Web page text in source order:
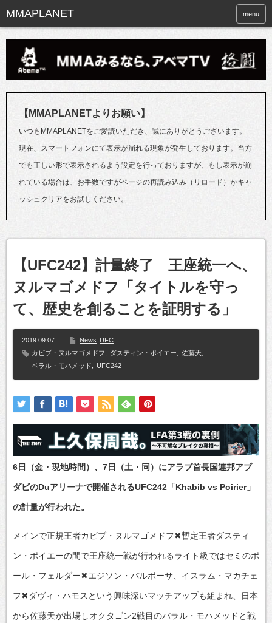
menu
【MMAPLANETよりお願い】
いつもMMAPLANETをご愛読いただき、誠にありがとうございます。
現在、スマートフォンにて表示が崩れる現象が発生しております。当方
でも正しい形で表示されるよう設定を行っておりますが、もし表示が崩
れている場合は、お手数ですがページの再読み込み（リロード）かキャ
ッシュクリアをお試しください。
【UFC242】計量終了 王座統一へ、
ヌルマゴメドフ「タイトルを守っ
て、歴史を創ることを証明する」
2019.09.07 News UFC
カビブ・ヌルマゴメドフ
ダスティン・ポイエー 佐藤天
ベラル・モハメッド
UFC242
6日（金・現地時間）、7日（土・同）にアラブ首長国連邦アブ
ダビのDuアリーナで開催されるUFC242「Khabib vs Poirier」
の計量が行われた。
メインで正規王者カビブ・ヌルマゴメドフ✖暫定王者ダスティ
ン・ポイエーの間で王座統一戦が行われるライト級ではセミのポ
ール・フェルダー✖エジソン・バルボーサ、イスラム・マカチェ
フ✖ダヴィ・ハモスという興味深いマッチアップも組まれ、日本
から佐藤天が出場しオクタゴン2戦目のバラル・モハメッドと戦